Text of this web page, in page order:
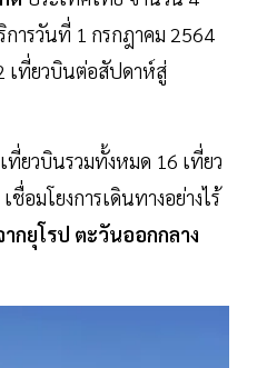
ารวันที่ 1 กรกฎาคม 2564
เที่ยวบินต่อสัปดาห์สู่
ที่ยวบินรวมทั้งหมด 16 เที่ยว
อมโยงการเดินทางอย่างไร้
กยุโรป ตะวันออกกลาง